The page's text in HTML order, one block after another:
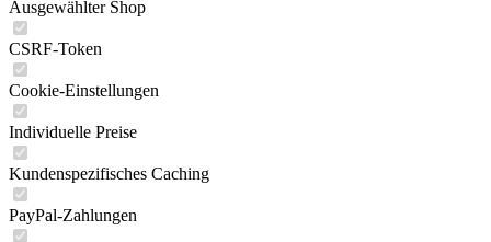
Ausgewählter Shop
CSRF-Token
Cookie-Einstellungen
Individuelle Preise
Kundenspezifisches Caching
PayPal-Zahlungen